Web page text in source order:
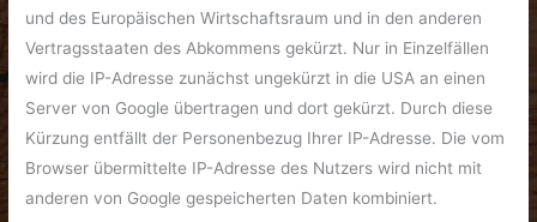
und des Europäischen Wirtschaftsraum und in den anderen
Vertragsstaaten des Abkommens gekürzt. Nur in Einzelfällen
wird die IP-Adresse zunächst ungekürzt in die USA an einen
Server von Google übertragen und dort gekürzt. Durch diese
Kürzung entfällt der Personenbezug Ihrer IP-Adresse. Die vom
Browser übermittelte IP-Adresse des Nutzers wird nicht mit
anderen von Google gespeicherten Daten kombiniert.